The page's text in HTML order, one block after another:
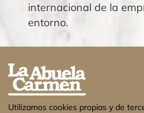
internacional de la
entorno.
Utilizamos cookies propias y de